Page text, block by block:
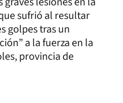
sufrió al resultar
golpes tras un
a la fuerza en la
provincia de